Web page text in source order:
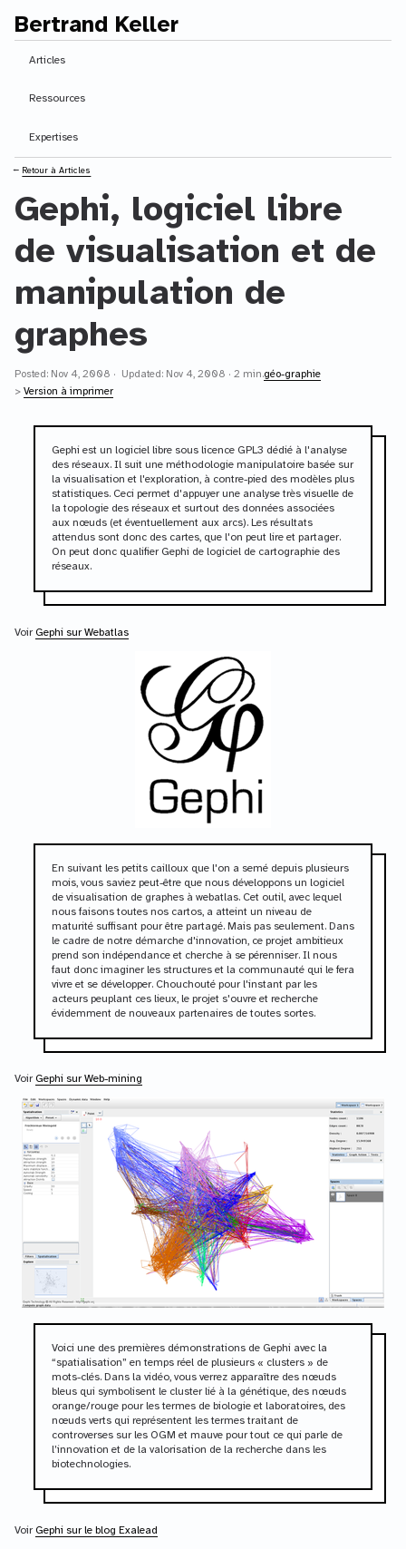
Contenu principal
Bertrand Keller
Articles
Ressources
Expertises
⭠ Retour à Articles
Gephi, logiciel libre
de visualisation et de
manipulation de
graphes
Posted: Nov 4, 2008 · Updated: Nov 4, 2008 · 2 min.géo-graphie
> Version à imprimer
Gephi est un logiciel libre sous licence GPL3 dédié à l'analyse
des réseaux. Il suit une méthodologie manipulatoire basée sur
la visualisation et l'exploration, à contre-pied des modèles plus
statistiques. Ceci permet d'appuyer une analyse très visuelle de
la topologie des réseaux et surtout des données associées
aux nœuds (et éventuellement aux arcs). Les résultats
attendus sont donc des cartes, que l'on peut lire et partager.
On peut donc qualifier Gephi de logiciel de cartographie des
réseaux.
Voir Gephi sur Webatlas
En suivant les petits cailloux que l'on a semé depuis plusieurs
mois, vous saviez peut-être que nous développons un logiciel
de visualisation de graphes à webatlas. Cet outil, avec lequel
nous faisons toutes nos cartos, a atteint un niveau de
maturité suffisant pour être partagé. Mais pas seulement. Dans
le cadre de notre démarche d'innovation, ce projet ambitieux
prend son indépendance et cherche à se pérenniser. Il nous
faut donc imaginer les structures et la communauté qui le fera
vivre et se développer. Chouchouté pour l'instant par les
acteurs peuplant ces lieux, le projet s'ouvre et recherche
évidemment de nouveaux partenaires de toutes sortes.
Voir Gephi sur Web-mining
Voici une des premières démonstrations de Gephi avec la
“spatialisation” en temps réel de plusieurs « clusters » de
mots-clés. Dans la vidéo, vous verrez apparaître des nœuds
bleus qui symbolisent le cluster lié à la génétique, des nœuds
orange/rouge pour les termes de biologie et laboratoires, des
nœuds verts qui représentent les termes traitant de
controverses sur les OGM et mauve pour tout ce qui parle de
l’innovation et de la valorisation de la recherche dans les
biotechnologies.
Voir Gephi sur le blog Exalead